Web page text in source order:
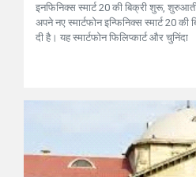
इनफिनिक्स स्मार्ट 20 की बिक्री शुरू,
अपने नए स्मार्टफोन इन्फिनिक्स स्मार्ट 20
दी है। यह स्मार्टफोन फिलिप्कार्ट और चुनिंदा